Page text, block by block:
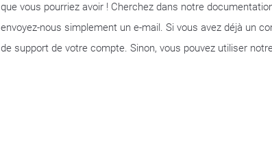
que vous pourriez avoir ! Cherchez dans notre
envoyez-nous simplement un e-mail. Si vous avez déjà un
de support de votre compte. Sinon, vous pouvez utiliser